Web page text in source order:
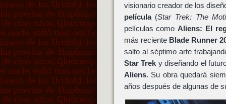
visionario creador de los
película(Star Trek: The
películas comoAliens: El
más reciente Blade Runner
salto al séptimo arte
Star Trek y diseñando el
Aliens. Su obra quedará
años después de algunas de